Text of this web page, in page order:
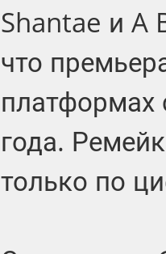
Shantae и A
что
платформах
года.
только по